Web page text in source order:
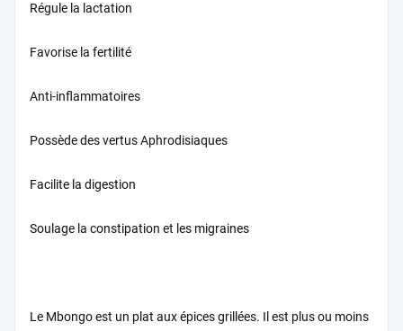
Régule la lactation
Favorise la fertilité
Anti-inflammatoires
Possède des vertus Aphrodisiaques
Facilite la digestion
Soulage la constipation et les migraines
Le Mbongo est un plat aux épices grillées. Il est plus ou moins